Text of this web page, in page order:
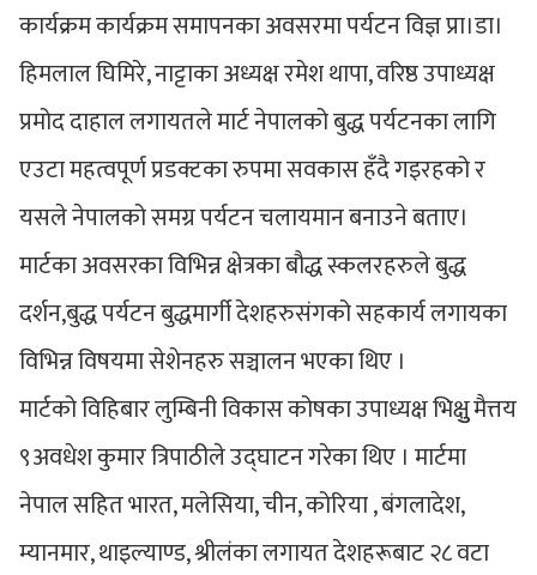
कार्यक्रम कार्यक्रम समापनका अवसरमा पर्यटन विज्ञ प्रा।डा।
हिमलाल घिमिरे, नाट्टाका अध्यक्ष रमेश थापा, वरिष्ठ उपाध्यक्ष
प्रमोद दाहाल लगायतले मार्ट नेपालको बुद्ध पर्यटनका लागि
एउटा महत्वपूर्ण प्रडक्टका रुपमा सवकास हँदै गइरहको र
यसले नेपालको समग्र पर्यटन चलायमान बनाउने बताए।
मार्टका अवसरका विभिन्न क्षेत्रका बौद्ध स्कलरहरुले बुद्ध
दर्शन,बुद्ध पर्यटन बुद्धमार्गी देशहरुसंगको सहकार्य लगायका
विभिन्न विषयमा सेशेनहरु सञ्चालन भएका थिए ।
मार्टको विहिबार लुम्बिनी विकास कोषका उपाध्यक्ष भिक्षुु मैत्तय
९अवधेश कुमार त्रिपाठीले उद्घाटन गरेका थिए । मार्टमा
नेपाल सहित भारत, मलेसिया, चीन, कोरिया , बंगलादेश,
म्यानमार, थाइल्याण्ड, श्रीलंका लगायत देशहरूबाट २८ वटा